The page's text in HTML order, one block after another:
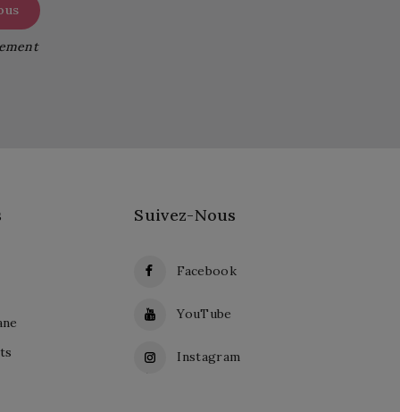
Suivez-Nous
Facebook
YouTube
Instagram